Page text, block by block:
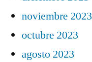
noviembre 2023
octubre 2023
agosto 2023